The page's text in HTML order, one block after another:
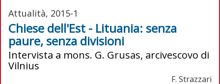
Attualità, 2015-1
Chiese dell'Est - Lituania: senza
paure, senza divisioni
Intervista a mons. G. Grusas, arcivescovo di
Vilnius
F. Strazzari